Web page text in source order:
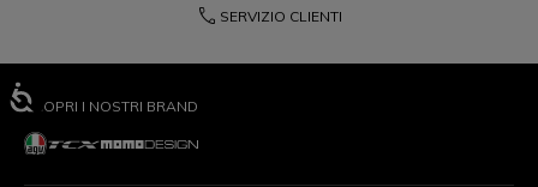
phone SERVIZIO CLIENTI
SCOPRI I NOSTRI BRAND